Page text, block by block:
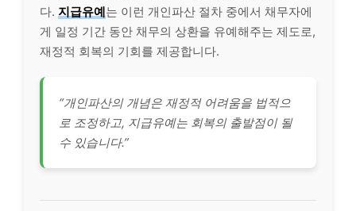
다. 지급유예는 이런 개인파산 절차 중에서 채무자에
게 일정 기간 동안 채무의 상환을 유예해주는 제도로,
재정적 회복의 기회를 제공합니다.
“개인파산의 개념은 재정적 어려움을 법적으
로 조정하고, 지급유예는 회복의 출발점이 될
수 있습니다.”